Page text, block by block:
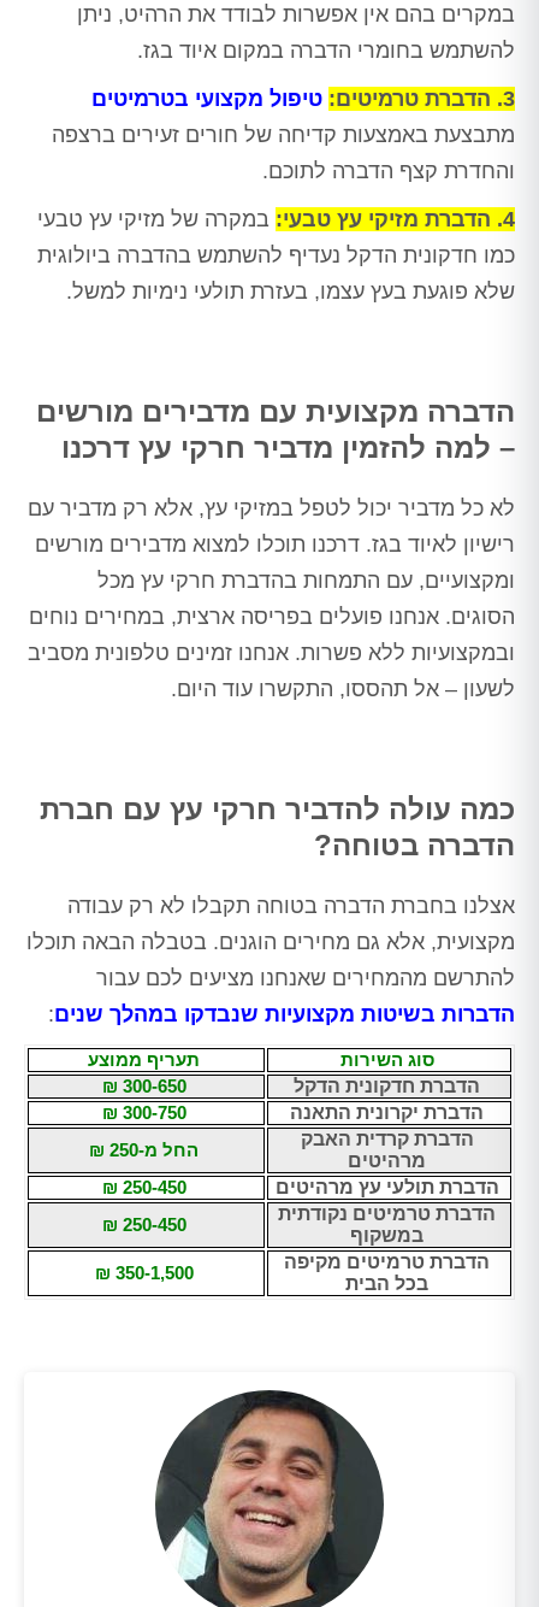
במקרים בהם אין אפשרות לבודד את הרהיט, ניתן
להשתמש בחומרי הדברה במקום איוד בגז.
3. הדברת טרמיטים:
טיפול מקצועי בטרמיטים
מתבצעת באמצעות קדיחה של חורים זעירים ברצפה
והחדרת קצף הדברה לתוכם.
4. הדברת מזיקי עץ טבעי:
במקרה של מזיקי עץ טבעי
כמו חדקונית הדקל נעדיף להשתמש בהדברה ביולוגית
שלא פוגעת בעץ עצמו, בעזרת תולעי נימיות למשל.
הדברה מקצועית עם מדבירים מורשים
– למה להזמין מדביר חרקי עץ דרכנו
לא כל מדביר יכול לטפל במזיקי עץ, אלא רק מדביר עם
רישיון לאיוד בגז. דרכנו תוכלו למצוא מדבירים מורשים
ומקצועיים, עם התמחות בהדברת חרקי עץ מכל
הסוגים. אנחנו פועלים בפריסה ארצית, במחירים נוחים
ובמקצועיות ללא פשרות. אנחנו זמינים טלפונית מסביב
לשעון – אל תהססו, התקשרו עוד היום.
כמה עולה להדביר חרקי עץ עם חברת
הדברה בטוחה?
אצלנו בחברת הדברה בטוחה תקבלו לא רק עבודה
מקצועית, אלא גם מחירים הוגנים. בטבלה הבאה תוכלו
להתרשם מהמחירים שאנחנו מציעים לכם עבור
הדברות בשיטות מקצועיות שנבדקו במהלך שנים:
סוג השירות
תעריף ממוצע
הדברת חדקונית הדקל
300-650 ₪
הדברת יקרונית התאנה
300-750 ₪
הדברת קרדית האבק
מרהיטים
החל מ-250 ₪
הדברת תולעי עץ מרהיטים
250-450 ₪
הדברת טרמיטים נקודתית
במשקוף
250-450 ₪
הדברת טרמיטים מקיפה
בכל הבית
350-1,500 ₪